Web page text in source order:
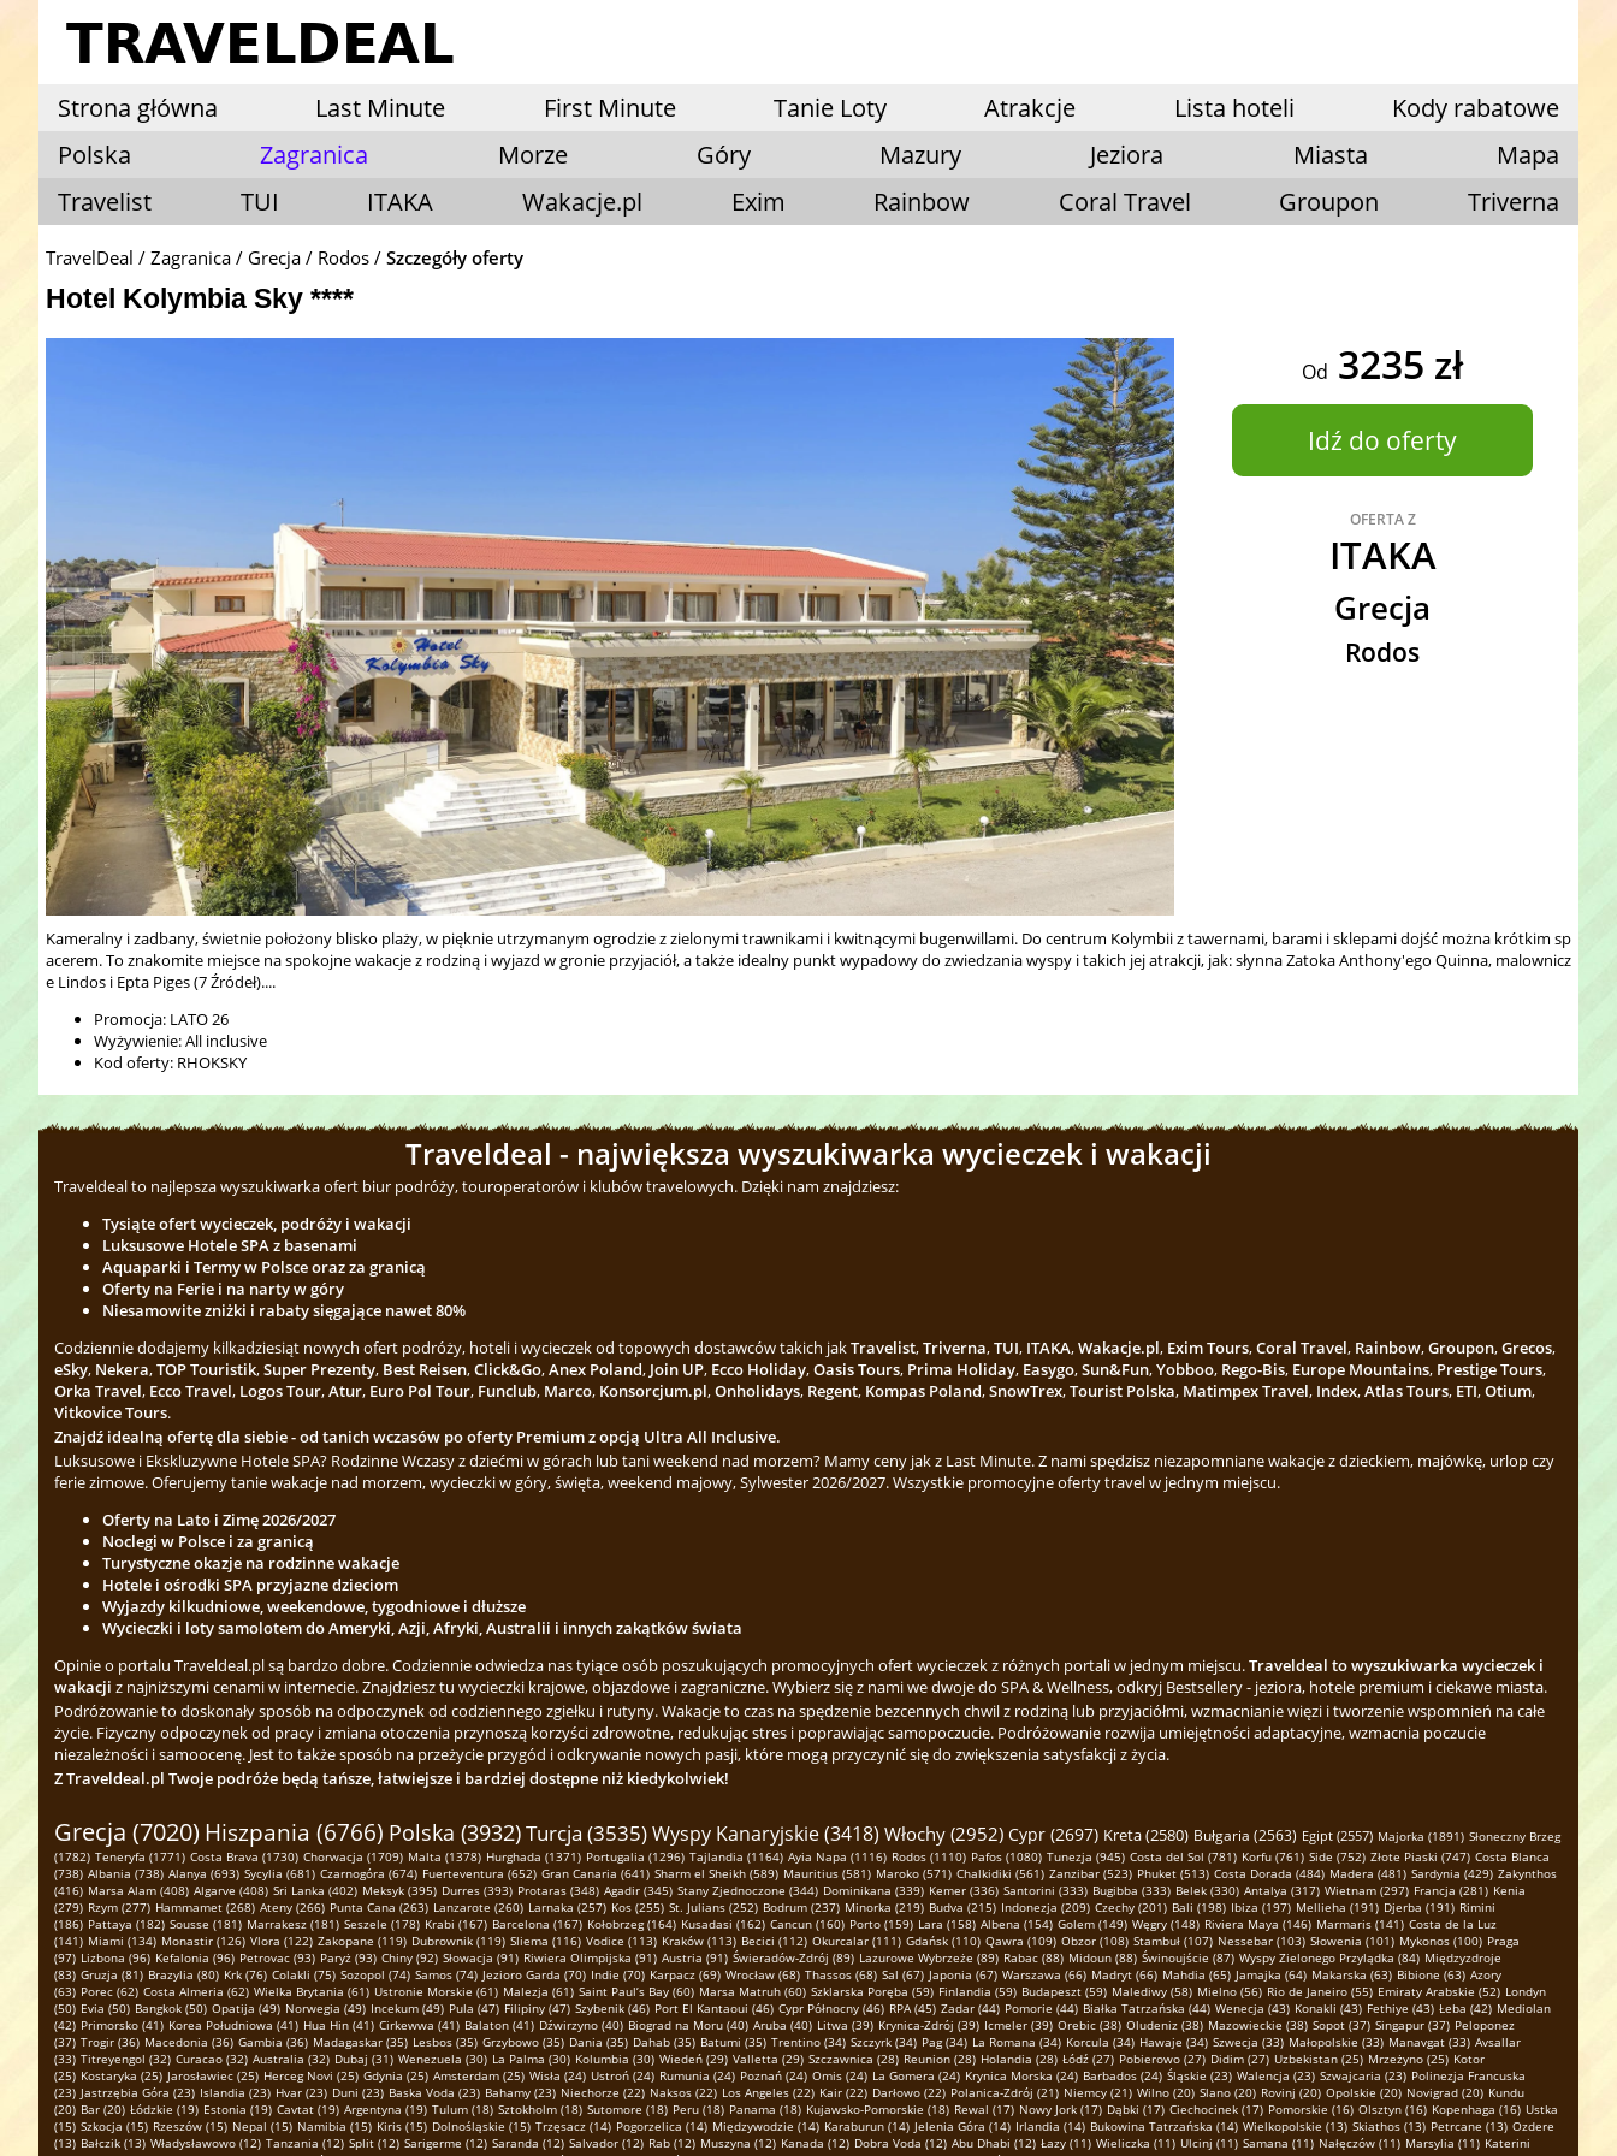
Strona główna Last Minute First Minute Tanie Loty Atrakcje Lista hoteli
Kody rabatowe
Polska
Zagranica Morze Góry Mazury Jeziora Miasta
Mapa
Travelist
TUI ITAKA Wakacje.pl Exim Rainbow Coral Travel Groupon Triverna
TravelDeal Zagranica Grecja Rodos Szczegóły oferty
Hotel Kolymbia Sky ****
Od 3235 zł
Idź do oferty
OFERTA Z
ITAKA
Grecja
Rodos
Kameralny i zadbany, świetnie położony blisko plaży, w pięknie utrzymanym ogrodzie z zielonymi trawnikami i kwitnącymi bugenwillami. Do centrum Kolymbii z tawernami, barami i sklepami dojść można krótkim sp
acerem. To znakomite miejsce na spokojne wakacje z rodziną i wyjazd w gronie przyjaciół, a także idealny punkt wypadowy do zwiedzania wyspy i takich jej atrakcji, jak: słynna Zatoka Anthony'ego Quinna, malownicz
e Lindos i Epta Piges (7 Źródeł)....
Promocja: LATO 26
Wyżywienie: All inclusive
Kod oferty: RHOKSKY
Traveldeal - największa wyszukiwarka wycieczek i wakacji
Traveldeal to najlepsza wyszukiwarka ofert biur podróży, touroperatorów i klubów travelowych. Dzięki nam znajdziesz:
Tysiąte ofert wycieczek, podróży i wakacji
Luksusowe Hotele SPA z basenami
Aquaparki i Termy w Polsce oraz za granicą
Oferty na Ferie i na narty w góry
Niesamowite zniżki i rabaty sięgające nawet 80%
Codziennie dodajemy kilkadziesiąt nowych ofert podróży, hoteli i wycieczek od topowych dostawców takich jakTravelist,Triverna,TUI, ITAKA,Wakacje.pl, Exim Tours,Coral Travel, Rainbow,Groupon,Grecos,
eSky, Nekera,TOP Touristik,Super Prezenty, Best Reisen,Click&Go,Anex Poland, Join UP, Ecco Holiday,Oasis Tours, Prima Holiday, Easygo,Sun&Fun,Yobboo, Rego-Bis, Europe Mountains, Prestige Tours,
Orka Travel, Ecco Travel, Logos Tour,Atur, Euro Pol Tour, Funclub, Marco, Konsorcjum.pl,Onholidays, Regent, Kompas Poland,SnowTrex,Tourist Polska, Matimpex Travel, Index,Atlas Tours, ETI,Otium,
Vitkovice Tours.
Znajdź idealną ofertę dla siebie - od tanich wczasów po oferty Premium z opcją Ultra All Inclusive.
Luksusowe i Ekskluzywne Hotele SPA? Rodzinne Wczasy z dziećmi w górach lub tani weekend nad morzem? Mamy ceny jak z Last Minute. Z nami spędzisz niezapomniane wakacje z dzieckiem, majówkę, urlop czy
ferie zimowe. Oferujemy tanie wakacje nad morzem, wycieczki w góry, święta, weekend majowy, Sylwester 2026/2027. Wszystkie promocyjne oferty travel w jednym miejscu.
Oferty na Lato i Zimę 2026/2027
Noclegi w Polsce i za granicą
Turystyczne okazje na rodzinne wakacje
Hotele i ośrodki SPA przyjazne dzieciom
Wyjazdy kilkudniowe, weekendowe, tygodniowe i dłuższe
Wycieczki i loty samolotem do Ameryki, Azji, Afryki, Australii i innych zakątków świata
Opinie o portalu Traveldeal.pl są bardzo dobre. Codziennie odwiedza nas tyiące osób poszukujących promocyjnych ofert wycieczek z różnych portali w jednym miejscu.Traveldeal to wyszukiwarka wycieczek i
wakacji z najniższymi cenami w internecie. Znajdziesz tu wycieczki krajowe, objazdowe i zagraniczne. Wybierz się z nami we dwoje do SPA & Wellness, odkryj Bestsellery - jeziora, hotele premium i ciekawe miasta.
Podróżowanie to doskonały sposób na odpoczynek od codziennego zgiełku i rutyny. Wakacje to czas na spędzenie bezcennych chwil z rodziną lub przyjaciółmi, wzmacnianie więzi i tworzenie wspomnień na całe
życie. Fizyczny odpoczynek od pracy i zmiana otoczenia przynoszą korzyści zdrowotne, redukując stres i poprawiając samopoczucie. Podróżowanie rozwija umiejętności adaptacyjne, wzmacnia poczucie
niezależności i samoocenę. Jest to także sposób na przeżycie przygód i odkrywanie nowych pasji, które mogą przyczynić się do zwiększenia satysfakcji z życia.
Z Traveldeal.pl Twoje podróże będą tańsze, łatwiejsze i bardziej dostępne niż kiedykolwiek!
Grecja (7020) Hiszpania (6766) Polska (3932)Turcja (3535)Wyspy Kanaryjskie (3418) Włochy (2952) Cypr (2697) Kreta (2580) Bułgaria (2563) Egipt (2557) Majorka (1891) Słoneczny Brzeg
(1782) Teneryfa (1771) Costa Brava (1730) Chorwacja (1709) Malta (1378) Hurghada (1371) Portugalia (1296) Tajlandia (1164) Ayia Napa (1116) Rodos (1110) Pafos (1080) Tunezja (945) Costa del Sol (781) Korfu (761) Side (752) Złote Piaski (747) Costa Blanca
(738) Albania (738) Alanya (693) Sycylia (681) Czarnogóra (674) Fuerteventura (652) Gran Canaria (641) Sharm el Sheikh (589) Mauritius (581) Maroko (571) Chalkidiki (561) Zanzibar (523) Phuket (513) Costa Dorada (484) Madera (481) Sardynia (429) Zakynthos
(416) Marsa Alam (408) Algarve (408) Sri Lanka (402) Meksyk (395) Durres (393) Protaras (348) Agadir (345) Stany Zjednoczone (344) Dominikana (339) Kemer (336) Santorini (333) Bugibba (333) Belek (330) Antalya (317) Wietnam (297) Francja (281) Kenia
(279) Rzym (277) Hammamet (268) Ateny (266) Punta Cana (263) Lanzarote (260) Larnaka (257) Kos (255) St. Julians (252) Bodrum (237) Minorka (219) Budva (215) Indonezja (209) Czechy (201) Bali (198) Ibiza (197) Mellieha (191) Djerba (191) Rimini
(186) Pattaya (182) Sousse (181) Marrakesz (181) Seszele (178) Krabi (167) Barcelona (167) Kołobrzeg (164) Kusadasi (162) Cancun (160) Porto (159) Lara (158) Albena (154) Golem (149) Węgry (148) Riviera Maya (146) Marmaris (141) Costa de la Luz
(141) Miami (134) Monastir (126) Vlora (122) Zakopane (119) Dubrownik (119) Sliema (116) Vodice (113) Kraków (113) Becici (112) Okurcalar (111) Gdańsk (110) Qawra (109) Obzor (108) Stambuł (107) Nessebar (103) Słowenia (101) Mykonos (100) Praga
(97) Lizbona (96) Kefalonia (96) Petrovac (93) Paryż (93) Chiny (92) Słowacja (91) Riwiera Olimpijska (91) Austria (91) Świeradów-Zdrój (89) Lazurowe Wybrzeże (89) Rabac (88) Midoun (88) Świnoujście (87) Wyspy Zielonego Przylądka (84) Międzyzdroje
(83) Gruzja (81) Brazylia (80) Krk (76) Colakli (75) Sozopol (74) Samos (74) Jezioro Garda (70) Indie (70) Karpacz (69) Wrocław (68) Thassos (68) Sal (67) Japonia (67) Warszawa (66) Madryt (66) Mahdia (65) Jamajka (64) Makarska (63) Bibione (63) Azory
(63) Porec (62) Costa Almeria (62) Wielka Brytania (61) Ustronie Morskie (61) Malezja (61) Saint Paul’s Bay (60) Marsa Matruh (60) Szklarska Poręba (59) Finlandia (59) Budapeszt (59) Malediwy (58) Mielno (56) Rio de Janeiro (55) Emiraty Arabskie (52) Londyn
(50) Evia (50) Bangkok (50) Opatija (49) Norwegia (49) Incekum (49) Pula (47) Filipiny (47) Szybenik (46) Port El Kantaoui (46) Cypr Północny (46) RPA (45) Zadar (44) Pomorie (44) Białka Tatrzańska (44) Wenecja (43) Konakli (43) Fethiye (43) Łeba (42) Mediolan
(42) Primorsko (41) Korea Południowa (41) Hua Hin (41) Cirkewwa (41) Balaton (41) Dźwirzyno (40) Biograd na Moru (40) Aruba (40) Litwa (39) Krynica-Zdrój (39) Icmeler (39) Orebic (38) Oludeniz (38) Mazowieckie (38) Sopot (37) Singapur (37) Peloponez
(37) Trogir (36) Macedonia (36) Gambia (36) Madagaskar (35) Lesbos (35) Grzybowo (35) Dania (35) Dahab (35) Batumi (35) Trentino (34) Szczyrk (34) Pag (34) La Romana (34) Korcula (34) Hawaje (34) Szwecja (33) Małopolskie (33) Manavgat (33) Avsallar
(33) Titreyengol (32) Curacao (32) Australia (32) Dubaj (31) Wenezuela (30) La Palma (30) Kolumbia (30) Wiedeń (29) Valletta (29) Szczawnica (28) Reunion (28) Holandia (28) Łódź (27) Pobierowo (27) Didim (27) Uzbekistan (25) Mrzeżyno (25) Kotor
(25) Kostaryka (25) Jarosławiec (25) Herceg Novi (25) Gdynia (25) Amsterdam (25) Wisła (24) Ustroń (24) Rumunia (24) Poznań (24) Omis (24) La Gomera (24) Krynica Morska (24) Barbados (24) Śląskie (23) Walencja (23) Szwajcaria (23) Polinezja Francuska
(23) Jastrzębia Góra (23) Islandia (23) Hvar (23) Duni (23) Baska Voda (23) Bahamy (23) Niechorze (22) Naksos (22) Los Angeles (22) Kair (22) Darłowo (22) Polanica-Zdrój (21) Niemcy (21) Wilno (20) Slano (20) Rovinj (20) Opolskie (20) Novigrad (20) Kundu
(20) Bar (20) Łódzkie (19) Estonia (19) Cavtat (19) Argentyna (19) Tulum (18) Sztokholm (18) Sutomore (18) Peru (18) Panama (18) Kujawsko-Pomorskie (18) Rewal (17) Nowy Jork (17) Dąbki (17) Ciechocinek (17) Pomorskie (16) Olsztyn (16) Kopenhaga (16) Ustka
(15) Szkocja (15) Rzeszów (15) Nepal (15) Namibia (15) Kiris (15) Dolnośląskie (15) Trzęsacz (14) Pogorzelica (14) Międzywodzie (14) Karaburun (14) Jelenia Góra (14) Irlandia (14) Bukowina Tatrzańska (14) Wielkopolskie (13) Skiathos (13) Petrcane (13) Ozdere
(13) Bałczik (13) Władysławowo (12) Tanzania (12) Split (12) Sarigerme (12) Saranda (12) Salvador (12) Rab (12) Muszyna (12) Kanada (12) Dobra Voda (12) Abu Dhabi (12) Łazy (11) Wieliczka (11) Ulcinj (11) Samana (11) Nałęczów (11) Marsylia (11) Katerini